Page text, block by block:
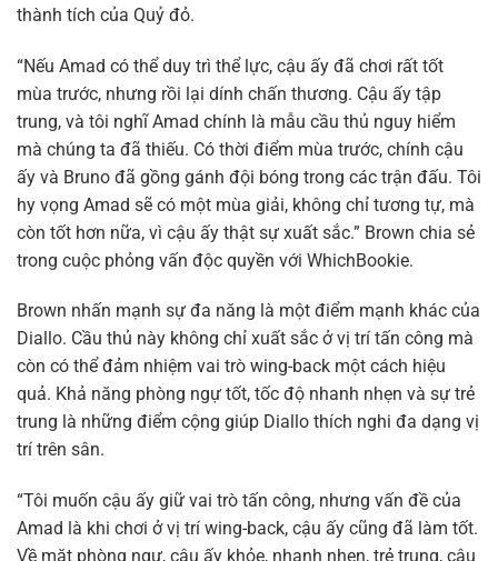
thành tích của Quỷ đỏ.
“Nếu Amad có thể duy trì thể lực, cậu ấy đã chơi rất tốt
mùa trước, nhưng rồi lại dính chấn thương. Cậu ấy tập
trung, và tôi nghĩ Amad chính là mẫu cầu thủ nguy hiểm
mà chúng ta đã thiếu. Có thời điểm mùa trước, chính cậu
ấy và Bruno đã gồng gánh đội bóng trong các trận đấu. Tôi
hy vọng Amad sẽ có một mùa giải, không chỉ tương tự, mà
còn tốt hơn nữa, vì cậu ấy thật sự xuất sắc.” Brown chia sẻ
trong cuộc phỏng vấn độc quyền với WhichBookie.
Brown nhấn mạnh sự đa năng là một điểm mạnh khác của
Diallo. Cầu thủ này không chỉ xuất sắc ở vị trí tấn công mà
còn có thể đảm nhiệm vai trò wing-back một cách hiệu
quả. Khả năng phòng ngự tốt, tốc độ nhanh nhẹn và sự trẻ
trung là những điểm cộng giúp Diallo thích nghi đa dạng vị
trí trên sân.
“Tôi muốn cậu ấy giữ vai trò tấn công, nhưng vấn đề của
Amad là khi chơi ở vị trí wing-back, cậu ấy cũng đã làm tốt.
Về mặt phòng ngự, cậu ấy khỏe, nhanh nhẹn, trẻ trung, cậu